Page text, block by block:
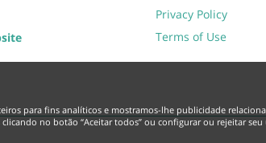
para fins analíticos e mostramos-lhe publicidade
no botão “Aceitar todos” ou configurar ou rejeitar
Privacy Policy
Terms of Use